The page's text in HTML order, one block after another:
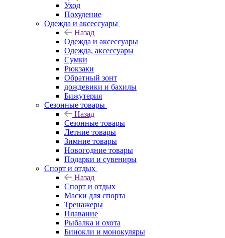
Уход
Похудение
Одежда и аксессуары
Назад
Одежда и аксессуары
Одежда, аксессуары
Сумки
Рюкзаки
Обратный зонт
дождевики и бахилы
Бижутерия
Сезонные товары
Назад
Сезонные товары
Летние товары
Зимние товары
Новогодние товары
Подарки и сувениры
Спорт и отдых
Назад
Спорт и отдых
Маски для спорта
Тренажеры
Плавание
Рыбалка и охота
Бинокли и монокуляры